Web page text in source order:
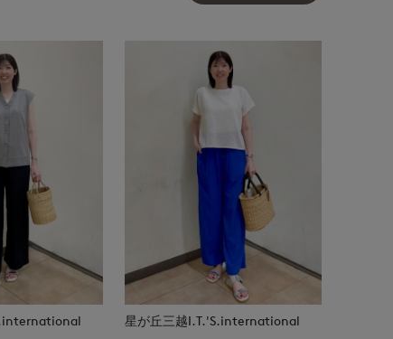
星が丘三越I.T.'S.international